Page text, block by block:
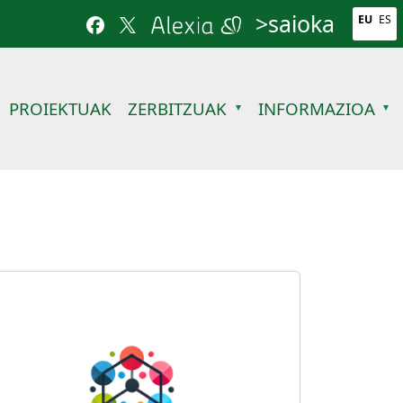
>saioka EU ES
PROIEKTUAK ZERBITZUAK INFORMAZIOA
Irudia